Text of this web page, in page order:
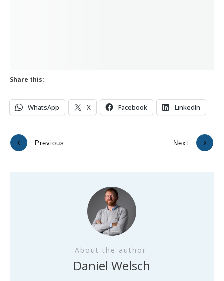
Share this:
WhatsApp X Facebook LinkedIn
Previous Next
About the author
Daniel Welsch